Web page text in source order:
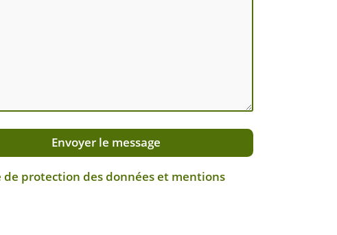
Envoyer le message
de protection des données et mentions